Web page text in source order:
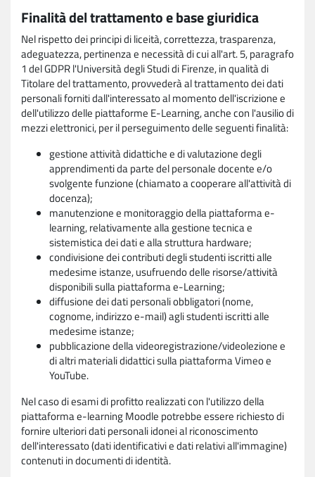
Finalità del trattamento e base giuridica
Nel rispetto dei principi di liceità, correttezza, trasparenza,
adeguatezza, pertinenza e necessità di cui all'art. 5, paragrafo
1 del GDPR l'Università degli Studi di Firenze, in qualità di
Titolare del trattamento, provvederà al trattamento dei dati
personali forniti dall'interessato al momento dell'iscrizione e
dell'utilizzo delle piattaforme E-Learning, anche con l'ausilio di
mezzi elettronici, per il perseguimento delle seguenti finalità:
gestione attività didattiche e di valutazione degli
apprendimenti da parte del personale docente e/o
svolgente funzione (chiamato a cooperare all'attività di
docenza);
manutenzione e monitoraggio della piattaforma e-
learning, relativamente alla gestione tecnica e
sistemistica dei dati e alla struttura hardware;
condivisione dei contributi degli studenti iscritti alle
medesime istanze, usufruendo delle risorse/attività
disponibili sulla piattaforma e-Learning;
diffusione dei dati personali obbligatori (nome,
cognome, indirizzo e-mail) agli studenti iscritti alle
medesime istanze;
pubblicazione della videoregistrazione/videolezione e
di altri materiali didattici sulla piattaforma Vimeo e
YouTube.
Nel caso di esami di profitto realizzati con l'utilizzo della
piattaforma e-learning Moodle potrebbe essere richiesto di
fornire ulteriori dati personali idonei al riconoscimento
dell'interessato (dati identificativi e dati relativi all'immagine)
contenuti in documenti di identità.